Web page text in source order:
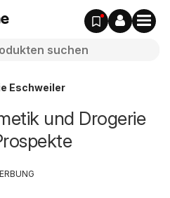
Eschweiler
und Drogerie